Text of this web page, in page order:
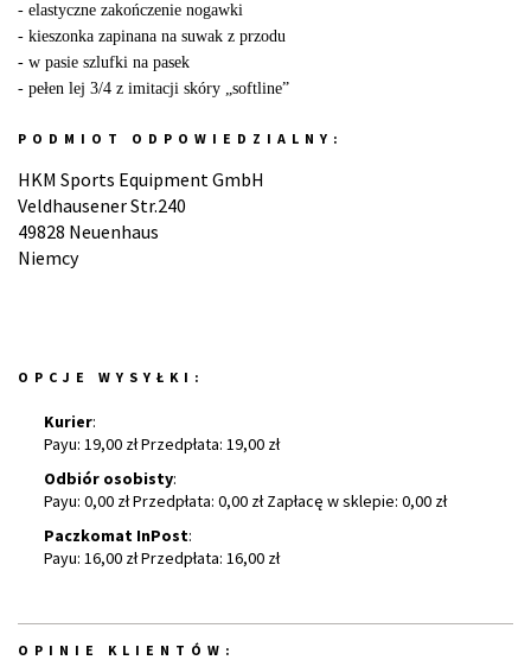
- elastyczne zakończenie nogawki
- kieszonka zapinana na suwak z przodu
- w pasie szlufki na pasek
- pełen lej 3/4 z imitacji skóry „softline”
PODMIOT ODPOWIEDZIALNY:
HKM Sports Equipment GmbH
Veldhausener Str.240
49828 Neuenhaus
Niemcy
OPCJE WYSYŁKI:
Kurier:
Payu: 19,00 zł Przedpłata: 19,00 zł
Odbiór osobisty:
Payu: 0,00 zł Przedpłata: 0,00 zł Zapłacę w sklepie: 0,00 zł
Paczkomat InPost:
Payu: 16,00 zł Przedpłata: 16,00 zł
OPINIE KLIENTÓW: